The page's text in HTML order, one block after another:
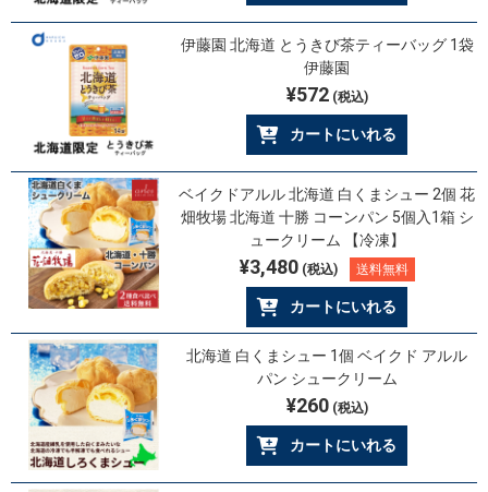
伊藤園 北海道 とうきび茶ティーバッグ 1袋
伊藤園
¥572(税込)
カートにいれる
ベイクドアルル 北海道 白くまシュー 2個 花
畑牧場 北海道 十勝 コーンパン 5個入1箱 シ
ュークリーム 【冷凍】
¥3,480(税込) 送料無料
カートにいれる
北海道 白くまシュー 1個 ベイクド アルル
パン シュークリーム
¥260(税込)
カートにいれる